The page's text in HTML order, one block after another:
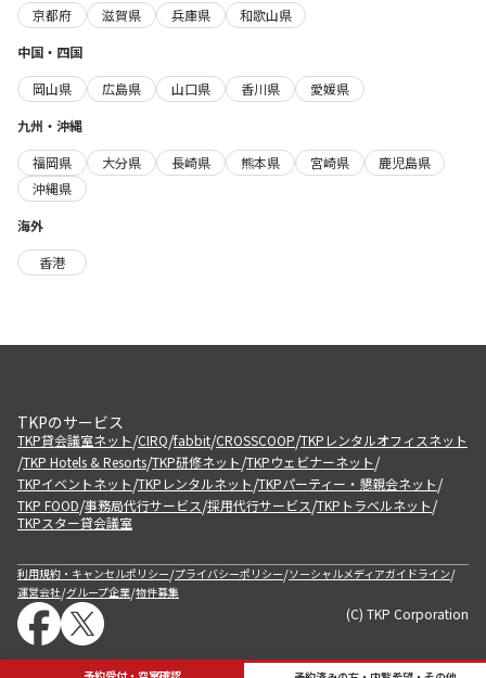
予約受付・空室確認
京都府
滋賀県 兵庫県
和歌山県
中国・四国
岡山県
広島県 山口県 香川県
愛媛県
九州・沖縄
福岡県
大分県 長崎県 熊本県 宮崎県
鹿児島県
沖縄県
海外
香港
TKPのサービス
TKP貸会議室ネット/CIRQ/fabbit/CROSSCOOP/TKPレンタルオフィスネット
/TKP Hotels & Resorts/TKP研修ネット/TKPウェビナーネット/
TKPイベントネット/TKPレンタルネット/TKPパーティー・懇親会ネット/
TKP FOOD/事務局代行サービス/採用代行サービス/TKPトラベルネット/
TKPスター貸会議室
利用規約・キャンセルポリシー/プライバシーポリシー/ソーシャルメディアガイドライン/
運営会社/グループ企業/物件募集
(C) TKP Corporation